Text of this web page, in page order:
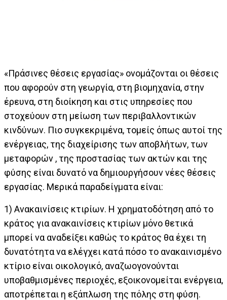
«Πράσινες θέσεις εργασίας» ονομάζονται οι θέσεις
που αφορούν στη γεωργία, στη βιομηχανία, στην
έρευνα, στη διοίκηση και στις υπηρεσίες που
στοχεύουν στη μείωση των περιβαλλοντικών
κινδύνων. Πιο συγκεκριμένα, τομείς όπως αυτοί της
ενέργειας, της διαχείρισης των αποβλήτων, των
μεταφορών , της προστασίας των ακτών και της
φύσης είναι δυνατό να δημιουργήσουν νέες θέσεις
εργασίας. Μερικά παραδείγματα είναι:
1) Ανακαινίσεις κτιρίων. Η χρηματοδότηση από το
κράτος για ανακαινίσεις κτιρίων μόνο θετικά
μπορεί να αναδείξει καθώς το κράτος θα έχει τη
δυνατότητα να ελέγχει κατά πόσο το ανακαινισμένο
κτίριο είναι οικολογικό, αναζωογονούνται
υποβαθμισμένες περιοχές, εξοικονομείται ενέργεια,
αποτρέπεται η εξάπλωση της πόλης στη φύση.